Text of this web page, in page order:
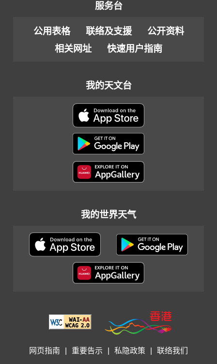
服务台
公用表格 联络及支援
公开资料
相关网址
快速用户指南
我的天文台
我的世界天气
网页指南 重要告示 私隐政策 联络我们